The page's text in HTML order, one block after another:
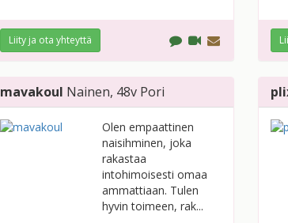
Liity ja ota yhteyttä
mavakoul Nainen, 48v Pori
Olen empaattinen
naisihminen, joka
rakastaa
intohimoisesti omaa
ammattiaan. Tulen
hyvin toimeen, rak...